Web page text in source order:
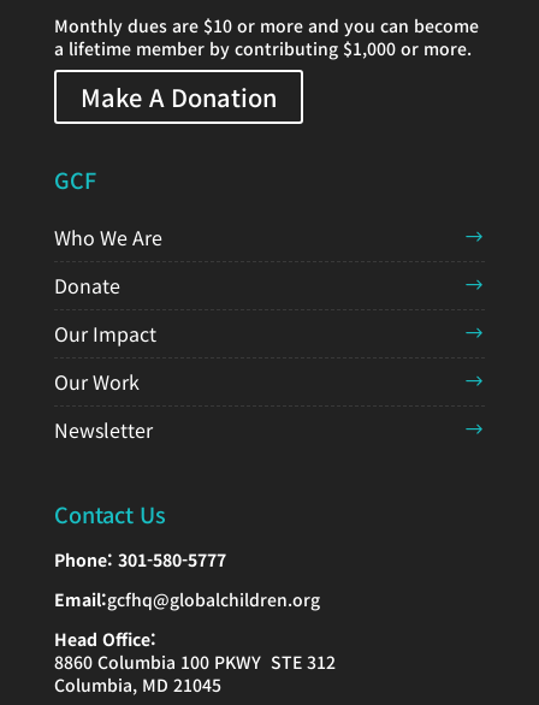
Monthly dues are $10 or more and you can become
a lifetime member by contributing $1,000 or more.
Make A Donation
GCF
Who We Are
Donate
Our Impact
Our Work
Newsletter
Contact Us
Phone: 301-580-5777
Email:gcfhq@globalchildren.org
Head Office:
8860 Columbia 100 PKWY STE 312
Columbia, MD 21045